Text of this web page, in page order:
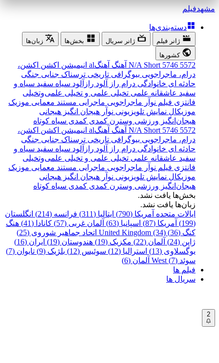
مشهدفیلم
دسته‌بندی‌ها
ژانر فیلم ژانر سریال بخش‌ها
زبان‌ها
کشورها
5572
5746
N/A Short آهنگ آهنگal انیمیشن اکشن اکشن،
درام، ماجراجویی بیوگرافی تاریخی ترسناک جنایی جنگی
حادثه ای خانوادگی درام راز آلود رازآلود سیاه سفید سیاه و
سفید عاشقانه علمی تخیلی علمی و تخیلی علمی‌و‌تخیلی
فانتزی فیلم نوآر ماجراجویی ماجرایی مستند معمایی موزیک
موزیکال نمایش تلویزیونی نوآر هیجان انگیز هیجانی
هیجان‌انگیز ورزشی وسترن کمدی کمدی سیاه کوتاه
5572
5746
N/A Short آهنگ آهنگal انیمیشن اکشن اکشن،
درام، ماجراجویی بیوگرافی تاریخی ترسناک جنایی جنگی
حادثه ای خانوادگی درام راز آلود رازآلود سیاه سفید سیاه و
سفید عاشقانه علمی تخیلی علمی و تخیلی علمی‌و‌تخیلی
فانتزی فیلم نوآر ماجراجویی ماجرایی مستند معمایی موزیک
موزیکال نمایش تلویزیونی نوآر هیجان انگیز هیجانی
هیجان‌انگیز ورزشی وسترن کمدی کمدی سیاه کوتاه
بخش‌ها یافت نشد.
زبان‌ها یافت نشد.
ایالات متحده آمریکا (790)
ایتالیا (311) فرانسه (214)
انگلستان
(199)
آمریکا (87) اسپانیا (63) آلمان غربی (57) کانادا (41)
هنگ
کنگ (36)
United Kingdom (34) اتحاد جماهیر شوروی (25)
ژاپن (24)
آلمان (22) مکزیک (19) هندوستان (19)
ایران (16)
یوگسلاوی (13)
استرالیا (12) سوئیس (12) بلژیک (9)
تایوان (7)
سوئد (7)
West آلمان (6)
فیلم ها
سریال ها
2